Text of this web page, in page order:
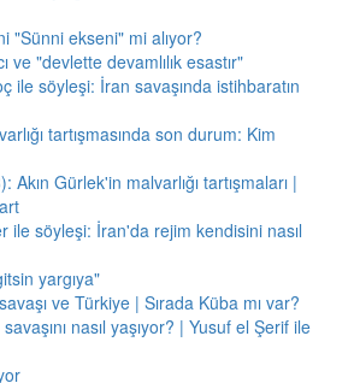
"Sünni ekseni" mi alıyor?
ve "devlette devamlılık esastır"
ile söyleşi: İran savaşında istihbaratın
tartışmasında son durum: Kim
Akın Gürlek'in malvarlığı tartışmaları |
ile söyleşi: İran'da rejim kendisini nasıl
yargıya"
ve Türkiye | Sırada Küba mı var?
nasıl yaşıyor? | Yusuf el Şerif ile